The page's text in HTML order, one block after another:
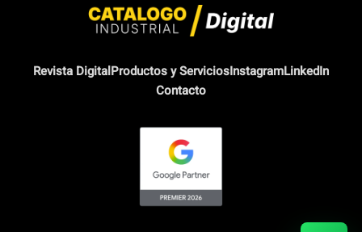
Revista DigitalProductos y ServiciosInstagramLinkedIn
Contacto